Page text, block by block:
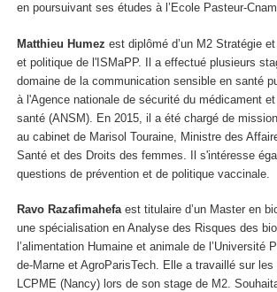
en poursuivant ses études à l’Ecole Pasteur-
Matthieu Humez est diplômé d’un M2 Stratégie
et politique de l'ISMaPP. Il a effectué plusieurs
domaine de la communication sensible en santé
à l'Agence nationale de sécurité du médicament
santé (ANSM). En 2015, il a été chargé de
au cabinet de Marisol Touraine, Ministre des
Santé et des Droits des femmes. Il s'intéresse
questions de prévention et de politique vaccinale.
Ravo Razafimahefaest titulaire d’un Master en
une spécialisation en Analyse des Risques des
l’alimentation Humaine et animale de l’Université
de-Marne et AgroParisTech. Elle a travaillé sur les
LCPME (Nancy) lors de son stage de M2.